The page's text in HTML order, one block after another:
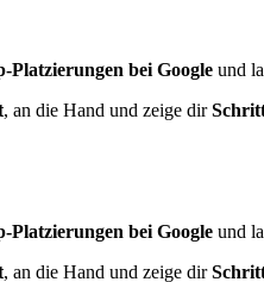
Platzierungen bei Google und
, an die Hand und zeige dir
Platzierungen bei Google und
, an die Hand und zeige dir